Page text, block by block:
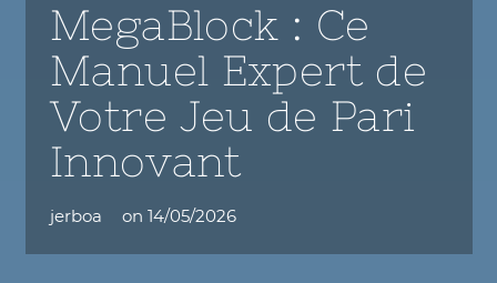
MegaBlock : Ce
Manuel Expert de
Votre Jeu de Pari
Innovant
jerboa on 14/05/2026